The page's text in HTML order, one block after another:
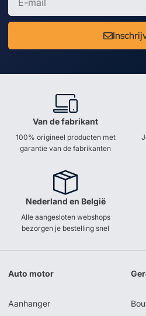
Van de fabrikant
100% origineel producten met
garantie van de fabrikanten
Nederland en België
Alle aangesloten webshops
bezorgen je bestelling snel
Auto motor
Aanhanger